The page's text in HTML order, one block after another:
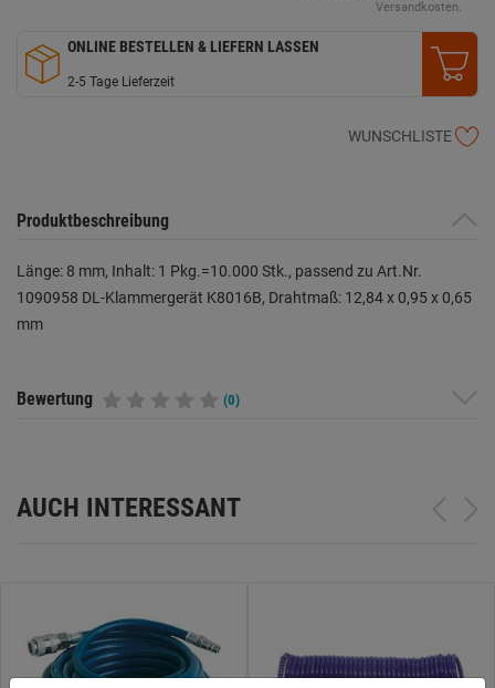
Versandkosten.
ONLINE BESTELLEN & LIEFERN LASSEN
2-5 Tage Lieferzeit
WUNSCHLISTE
Produktbeschreibung
Länge: 8 mm, Inhalt: 1 Pkg.=10.000 Stk., passend zu Art.Nr.
1090958 DL-Klammergerät K8016B, Drahtmaß: 12,84 x 0,95 x 0,65
mm
Bewertung (0)
AUCH INTERESSANT